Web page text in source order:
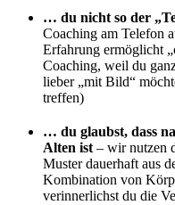
… du nicht so der
Coaching am Telefon
Erfahrung ermöglicht
Coaching, weil du
lieber „mit Bild“
treffen)
… du glaubst, dass
Alten ist – wir nutzen
Muster dauerhaft aus
Kombination von
verinnerlichst du die